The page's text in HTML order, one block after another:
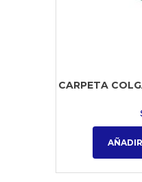
CARPETA